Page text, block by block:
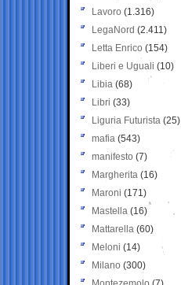
Lavoro (1.316)
LegaNord (2.411)
Letta Enrico (154)
Liberi e Uguali (10)
Libia (68)
Libri (33)
Liguria Futurista (25)
mafia (543)
manifesto (7)
Margherita (16)
Maroni (171)
Mastella (16)
Mattarella (60)
Meloni (14)
Milano (300)